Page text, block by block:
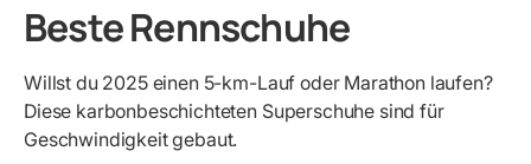
Beste Rennschuhe
Willst du 2025 einen 5-km-Lauf oder Marathon laufen?
Diese karbonbeschichteten Superschuhe sind für
Geschwindigkeit gebaut.